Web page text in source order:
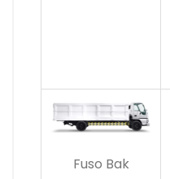
Fuso Bak